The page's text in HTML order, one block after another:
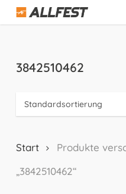
Skip
3842510462
Start
Produkte
„3842510462“